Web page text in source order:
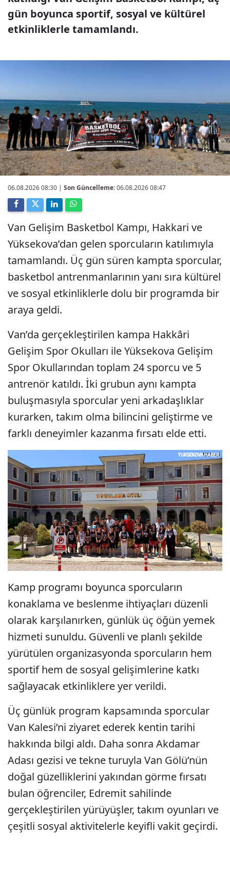
gün boyunca sportif, sosyal ve kültürel
etkinliklerle tamamlandı.
06.08.2026 08:30 | Son Güncelleme:06.08.2026 08:47
Van Gelişim Basketbol Kampı, Hakkari ve
Yüksekova’dan gelen sporcuların katılımıyla
tamamlandı. Üç gün süren kampta sporcular,
basketbol antrenmanlarının yanı sıra kültürel
ve sosyal etkinliklerle dolu bir programda bir
araya geldi.
Van’da gerçekleştirilen kampa Hakkâri
Gelişim Spor Okulları ile Yüksekova Gelişim
Spor Okullarından toplam 24 sporcu ve 5
antrenör katıldı. İki grubun aynı kampta
buluşmasıyla sporcular yeni arkadaşlıklar
kurarken, takım olma bilincini geliştirme ve
farklı deneyimler kazanma fırsatı elde etti.
Kamp programı boyunca sporcuların
konaklama ve beslenme ihtiyaçları düzenli
olarak karşılanırken, günlük üç öğün yemek
hizmeti sunuldu. Güvenli ve planlı şekilde
yürütülen organizasyonda sporcuların hem
sportif hem de sosyal gelişimlerine katkı
sağlayacak etkinliklere yer verildi.
Üç günlük program kapsamında sporcular
Van Kalesi’ni ziyaret ederek kentin tarihi
hakkında bilgi aldı. Daha sonra Akdamar
Adası gezisi ve tekne turuyla Van Gölü’nün
doğal güzelliklerini yakından görme fırsatı
bulan öğrenciler, Edremit sahilinde
gerçekleştirilen yürüyüşler, takım oyunları ve
çeşitli sosyal aktivitelerle keyifli vakit geçirdi.